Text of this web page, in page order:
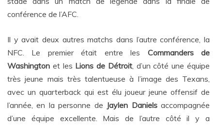
conférence de l’AFC.
Il y avait deux autres matchs dans l’autre conférence, la
NFC. Le premier était entre les Commanders de
Washington et les Lions de Détroit, d’un côté une équipe
très jeune mais très talentueuse à l’image des Texans,
avec un quarterback qui est élu joueur jeune offensif de
l’année, en la personne de Jaylen Danielsaccompagnée
d’une équipe excellente. Mais de l’autre côté il y a